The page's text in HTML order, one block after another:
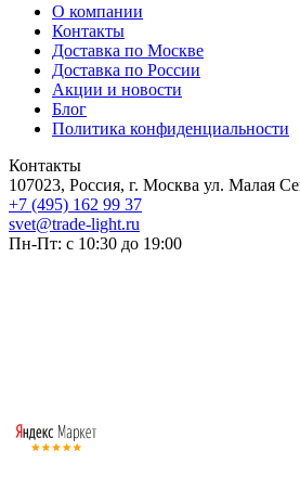
О компании
Контакты
Доставка по Москве
Доставка по России
Акции и новости
Блог
Политика конфиденциальности
Контакты
107023, Россия, г. Москва ул. Малая
+7 (495) 162 99 37
svet@trade-light.ru
Пн-Пт: с 10:30 до 19:00